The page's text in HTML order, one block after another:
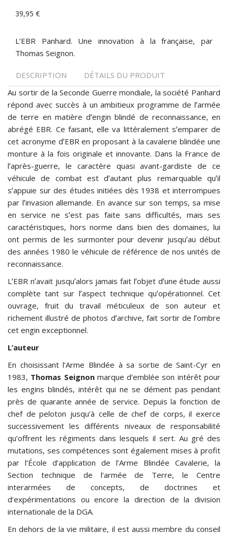
39,95 €
L’EBR Panhard. Une innovation à la française, par
Thomas Seignon.
DESCRIPTION
DÉTAILS DU PRODUIT
Au sortir de la Seconde Guerre mondiale, la société Panhard
répond avec succès à un ambitieux programme de lʼarmée
de terre en matière dʼengin blindé de reconnaissance, en
abrégé EBR. Ce faisant, elle va littéralement sʼemparer de
cet acronyme dʼEBR en proposant à la cavalerie blindée une
monture à la fois originale et innovante. Dans la France de
lʼaprès-guerre, le caractère quasi avant-gardiste de ce
véhicule de combat est dʼautant plus remarquable quʼil
sʼappuie sur des études initiées dès 1938 et interrompues
par lʼinvasion allemande. En avance sur son temps, sa mise
en service ne sʼest pas faite sans difficultés, mais ses
caractéristiques, hors norme dans bien des domaines, lui
ont permis de les surmonter pour devenir jusquʼau début
des années 1980 le véhicule de référence de nos unités de
reconnaissance.
LʼEBR nʼavait jusquʼalors jamais fait lʼobjet dʼune étude aussi
complète tant sur lʼaspect technique quʼopérationnel. Cet
ouvrage, fruit du travail méticuleux de son auteur et
richement illustré de photos dʼarchive, fait sortir de lʼombre
cet engin exceptionnel.
L’auteur
En choisissant l’Arme Blindée à sa sortie de Saint-Cyr en
1983, Thomas Seignonmarque d’emblée son intérêt pour
les engins blindés, intérêt qui ne se dément pas pendant
près de quarante année de service. Depuis la fonction de
chef de peloton jusqu’à celle de chef de corps, il exerce
successivement les différents niveaux de responsabilité
qu’offrent les régiments dans lesquels il sert. Au gré des
mutations, ses compétences sont également mises à profit
par l’École d’application de l’Arme Blindée Cavalerie, la
Section technique de l’armée de Terre, le Centre
interarmées de concepts, de doctrines et
d’expérimentations ou encore la direction de la division
internationale de la DGA.
En dehors de la vie militaire, il est aussi membre du conseil